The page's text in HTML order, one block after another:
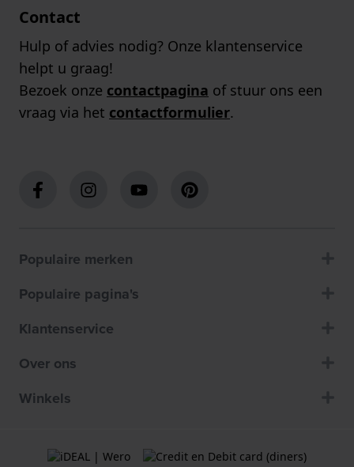
Contact
Hulp of advies nodig? Onze klantenservice
helpt u graag!
Bezoek onze contactpagina of stuur ons een
vraag via het contactformulier.
Populaire merken
Populaire pagina's
Klantenservice
Over ons
Winkels